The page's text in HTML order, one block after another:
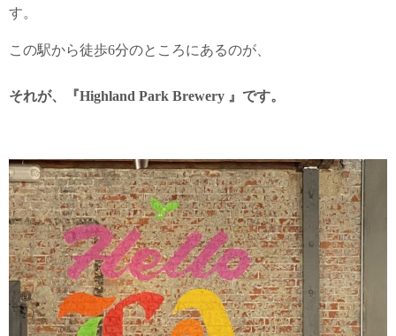
す。
この駅から徒歩6分のところにあるのが、
それが、『Highland Park Brewery 』です。